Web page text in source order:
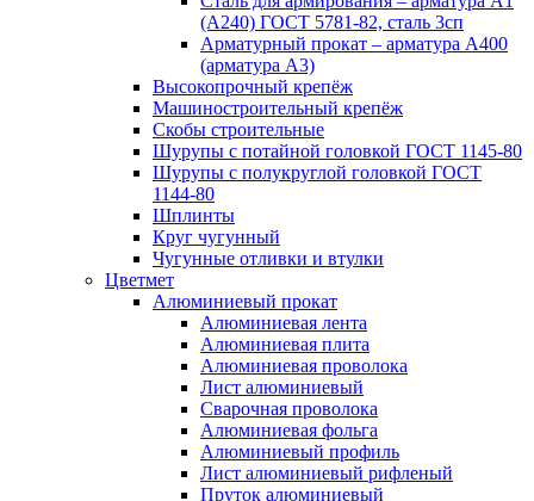
(А240) ГОСТ 5781-82, сталь 3сп
Арматурный прокат – арматура А400
(арматура А3)
Высокопрочный крепёж
Машиностроительный крепёж
Скобы строительные
Шурупы с потайной головкой ГОСТ 1145-80
Шурупы с полукруглой головкой ГОСТ
1144-80
Шплинты
Круг чугунный
Чугунные отливки и втулки
Цветмет
Алюминиевый прокат
Алюминиевая лента
Алюминиевая плита
Алюминиевая проволока
Лист алюминиевый
Сварочная проволока
Алюминиевая фольга
Алюминиевый профиль
Лист алюминиевый рифленый
Пруток алюминиевый